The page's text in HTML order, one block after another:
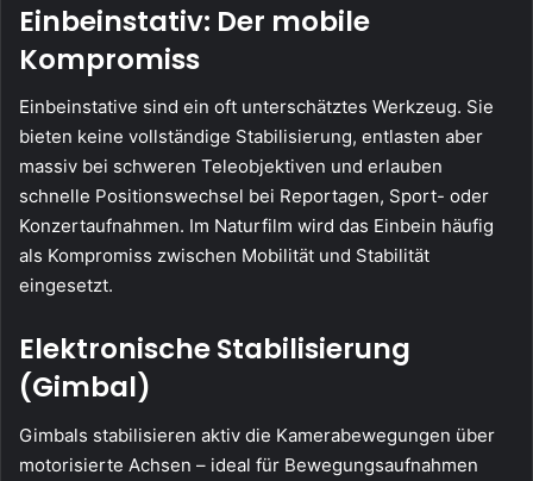
Einbeinstativ: Der mobile
Kompromiss
Einbeinstative sind ein oft unterschätztes Werkzeug. Sie
bieten keine vollständige Stabilisierung, entlasten aber
massiv bei schweren Teleobjektiven und erlauben
schnelle Positionswechsel bei Reportagen, Sport- oder
Konzertaufnahmen. Im Naturfilm wird das Einbein häufig
als Kompromiss zwischen Mobilität und Stabilität
eingesetzt.
Elektronische Stabilisierung
(Gimbal)
Gimbals stabilisieren aktiv die Kamerabewegungen über
motorisierte Achsen – ideal für Bewegungsaufnahmen